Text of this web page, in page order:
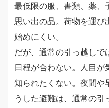
最低限の服、書類、薬、
思い出の品。荷物を運び
始めにくい。
だが、通常の引っ越しで
日程が合わない。人目が
知られたくない。夜間や
うした避難は、通常の引